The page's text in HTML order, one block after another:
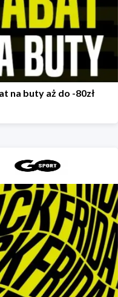
na buty aż do -80zł